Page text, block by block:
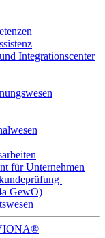
Integrationscenter
für Unternehmen
|
GewO)